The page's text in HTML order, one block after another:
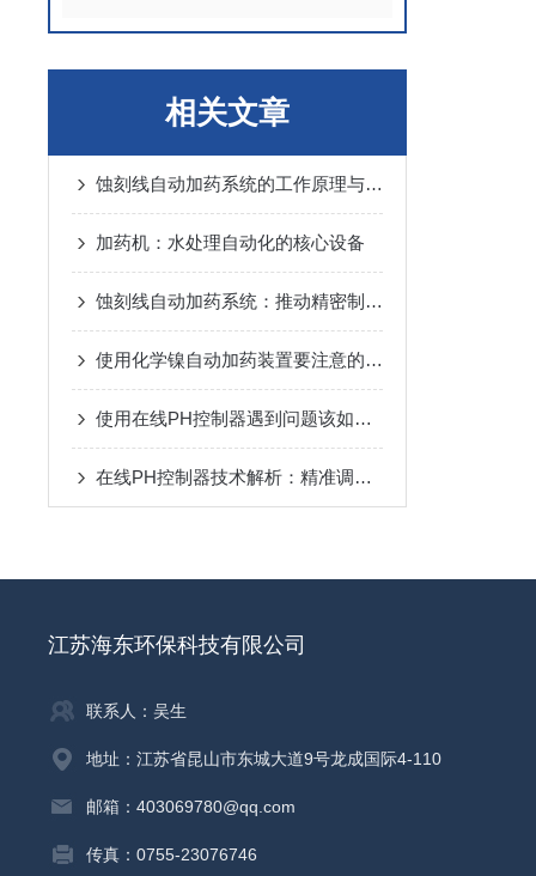
相关文章
蚀刻线自动加药系统的工作原理与应用
加药机：水处理自动化的核心设备
蚀刻线自动加药系统：推动精密制造和环境可持续性的重要工具
使用化学镍自动加药装置要注意的事项
使用在线PH控制器遇到问题该如何处理
在线PH控制器技术解析：精准调控水质酸碱度的关键
江苏海东环保科技有限公司
联系人：吴生
地址：江苏省昆山市东城大道9号龙成国际4-110
邮箱：403069780@qq.com
传真：0755-23076746